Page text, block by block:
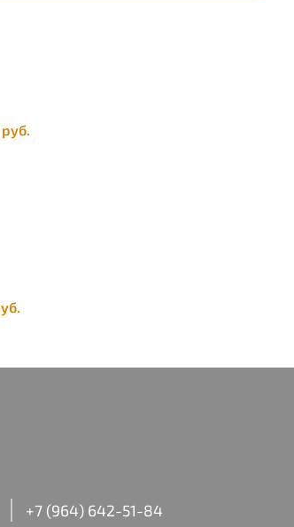
+7 (964) 642-51-84